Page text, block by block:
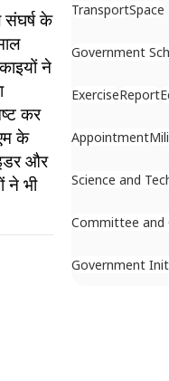
संघर्ष के
ने
कर
के
और
ने भी
TransportSpace
Government
ExerciseReport
Appointment
Science and
Committee and
Government